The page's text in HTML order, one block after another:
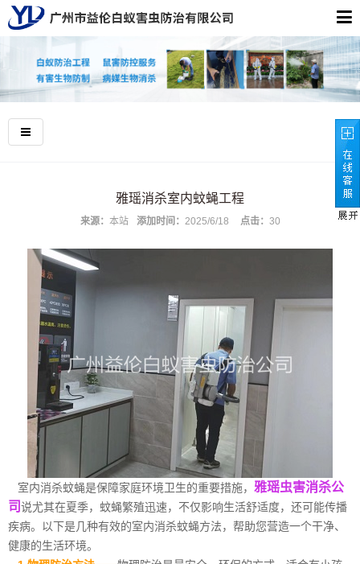
雅瑶消杀室内蚊蝇工程
来源： 本站 添加时间： 2025/6/18 点击： 30
室内消杀蚊蝇是保障家庭环境卫生的重要措施， 雅瑶虫害消杀公
司说尤其在夏季，蚊蝇繁殖迅速，不仅影响生活舒适度，还可能传播
疾病。以下是几种有效的室内消杀蚊蝇方法，帮助您营造一个干净、
健康的生活环境。